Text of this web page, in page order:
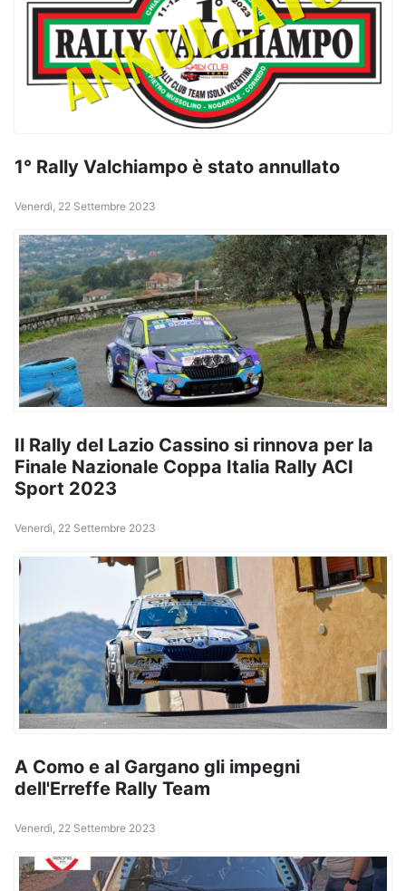
1° Rally Valchiampo è stato annullato
Venerdì, 22 Settembre 2023
Il Rally del Lazio Cassino si rinnova per la
Finale Nazionale Coppa Italia Rally ACI
Sport 2023
Venerdì, 22 Settembre 2023
A Como e al Gargano gli impegni
dell'Erreffe Rally Team
Venerdì, 22 Settembre 2023